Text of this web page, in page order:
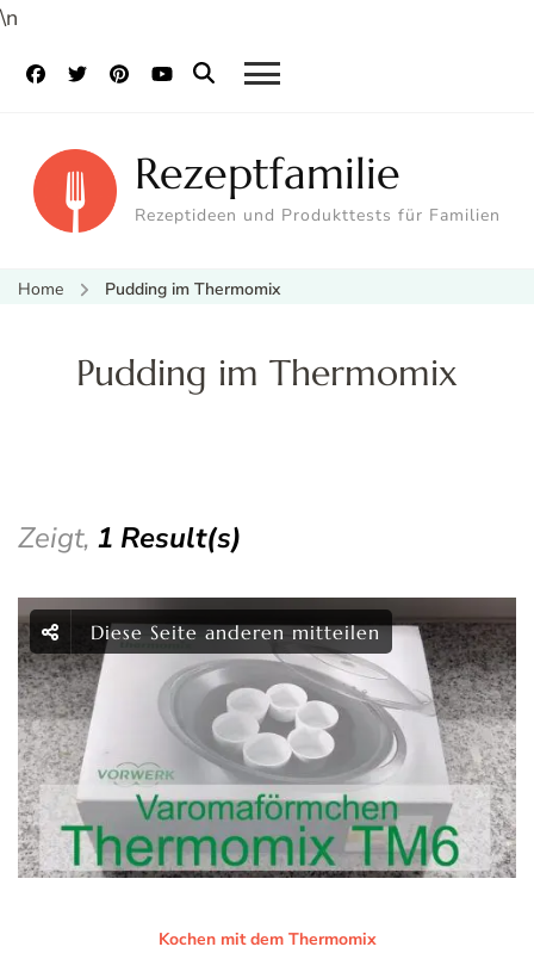
\n
Rezeptfamilie
Rezeptideen und Produkttests für Familien
Home Pudding im Thermomix
Pudding im Thermomix
Zeigt, 1 Result(s)
Diese Seite anderen mitteilen
Kochen mit dem Thermomix